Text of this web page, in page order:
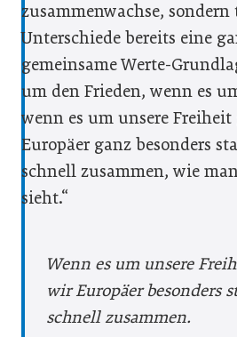
zusammenwachse,
Unterschiede bereits eine
gemeinsame Werte-
um den Frieden, wenn es
wenn es um unsere
Europäer ganz besonders
schnell zusammen, wie
sieht.“
Wenn es um unsere
wir Europäer besonders
schnell zusammen.